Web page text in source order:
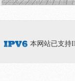
本网站已支持